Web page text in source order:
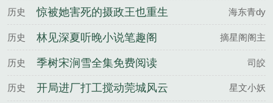
历史
惊被她害死的摄政王也重生
了沈柠谢临渊全文完整版
海东青dy
历史 林见深夏听晚小说笔趣阁 摘星阁阁主
历史 季树宋涧雪全集免费阅读 司皎
历史
开局进厂打工搅动莞城风云
星文小妖